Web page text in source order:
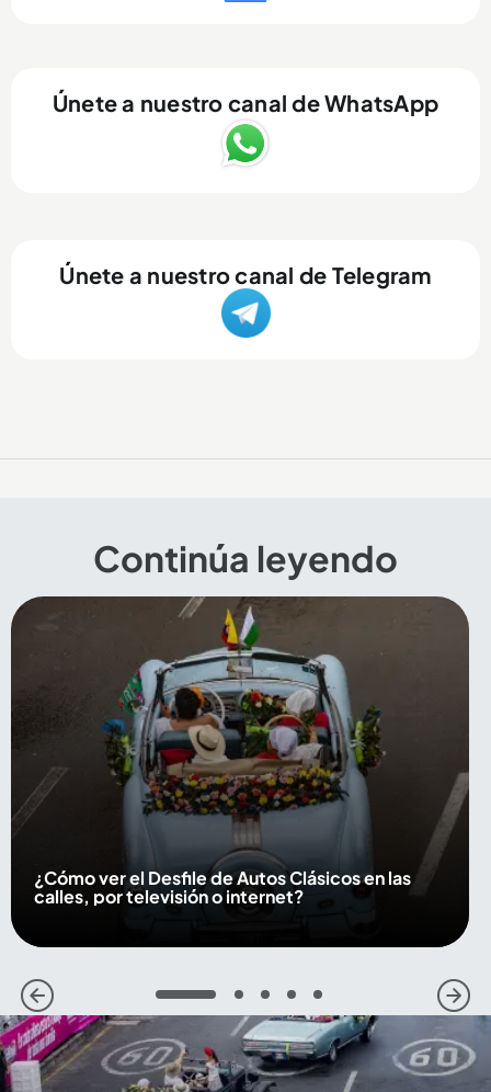
Únete a nuestro canal de WhatsApp
Únete a nuestro canal de Telegram
Continúa leyendo
¿Cómo ver el Desfile de Autos Clásicos en las
calles, por televisión o internet?
1 2 3 4 5